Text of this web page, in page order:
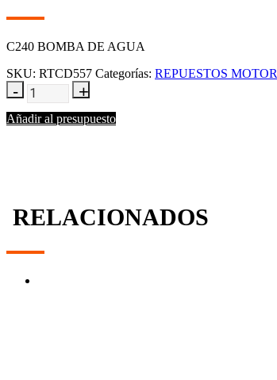
C240 BOMBA DE AGUA
SKU: RTCD557 Categorías: REPUESTOS MOTOR
Añadir al presupuesto
RELACIONADOS